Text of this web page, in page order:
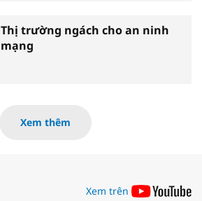
Thị trường ngách cho an ninh
mạng
Xem thêm
Xem trên